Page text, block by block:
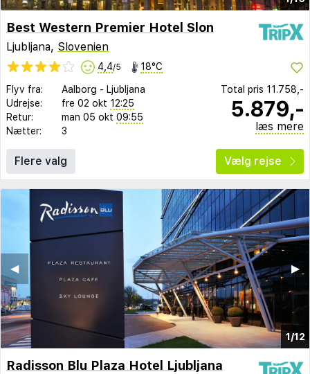
Best Western Premier Hotel Slon
Ljubljana, Slovenien
4,4/5 18°C
Flyv fra: Aalborg - Ljubljana
Udrejse:
fre 02 okt 12:25
Retur:
man 05 okt 09:55
Nætter:
3
Total pris 11.758,-
5.879,-
læs mere
Flere valg Vælg rejse
1/12
▶︎
◀︎
Radisson Blu Plaza Hotel Ljubljana